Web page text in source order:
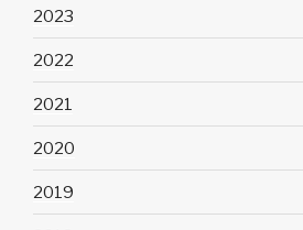
2023
2022
2021
2020
2019